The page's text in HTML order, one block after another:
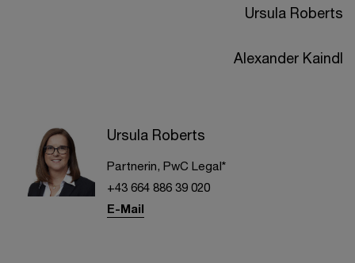
Ursula Roberts
Alexander Kaindl
Ursula Roberts
Partnerin, PwC Legal*
+43 664 886 39 020
E-Mail